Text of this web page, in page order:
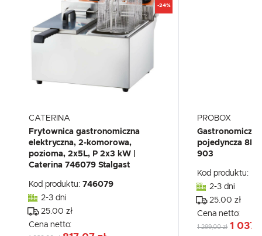
-24%
CATERINA
Frytownica gastronomiczna
elektryczna, 2-komorowa,
pozioma, 2x5L, P 2x3 kW |
Caterina 746079 Stalgast
Kod produktu: 746079
2-3 dni
25.00 zł
Cena netto:
PROBOX
pojedyncza 8L|
903
Kod produktu:
2-3 dni
25.00 zł
Cena netto:
1 299,00 zł 1